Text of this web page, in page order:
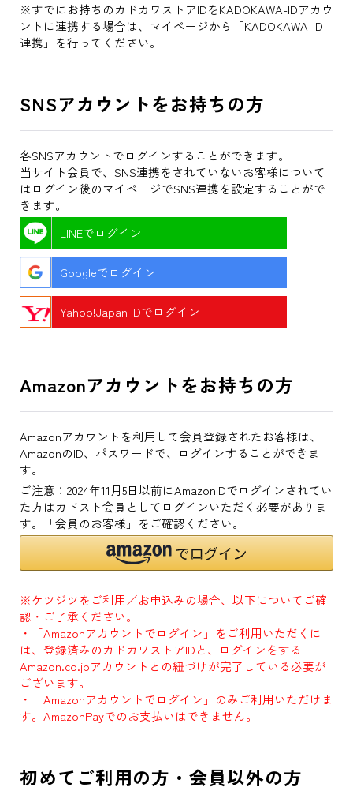
※すでにお持ちのカドカワストアIDをKADOKAWA-IDアカウ
ントに連携する場合は、マイページから「KADOKAWA-ID
連携」を行ってください。
SNSアカウントをお持ちの方
各SNSアカウントでログインすることができます。
当サイト会員で、SNS連携をされていないお客様について
はログイン後のマイページでSNS連携を設定することがで
きます。
LINEでログイン
Googleでログイン
Yahoo!Japan IDでログイン
Amazonアカウントをお持ちの方
Amazonアカウントを利用して会員登録されたお客様は、
AmazonのID、パスワードで、ログインすることができま
す。
ご注意：2024年11月5日以前にAmazonIDでログインされてい
た方はカドスト会員としてログインいただく必要がありま
す。「会員のお客様」をご確認ください。
※ケツジツをご利用／お申込みの場合、以下についてご確
認・ご了承ください。
・「Amazonアカウントでログイン」をご利用いただくに
は、登録済みのカドカワストアIDと、ログインをする
Amazon.co.jpアカウントとの紐づけが完了している必要が
ございます。
・「Amazonアカウントでログイン」のみご利用いただけま
す。AmazonPayでのお支払いはできません。
初めてご利用の方・会員以外の方